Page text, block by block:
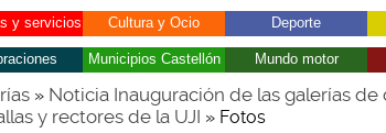
y servicios Cultura y Ocio Deporte
Municipios Castellón Mundo motor
» Noticia Inauguración de las galerías
y rectores de la UJI » Fotos